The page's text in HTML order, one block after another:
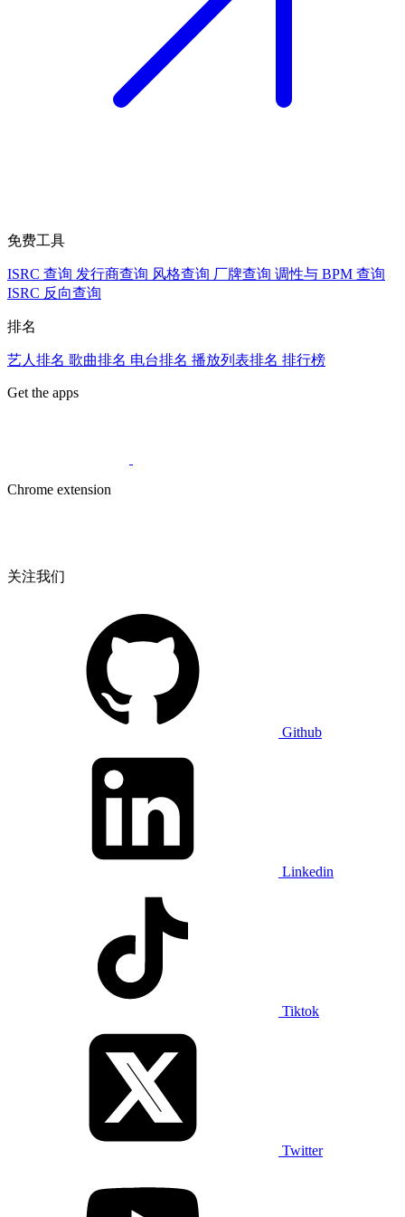
免费工具
ISRC 查询 发行商查询 风格查询 厂牌查询 调性与 BPM 查询
ISRC 反向查询
排名
艺人排名 歌曲排名 电台排名 播放列表排名 排行榜
Get the apps
Chrome extension
关注我们
Github
Linkedin
Tiktok
Twitter